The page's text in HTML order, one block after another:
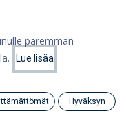
ostoskoriin
varten
paremman
Lue lisää
Hyväksyn